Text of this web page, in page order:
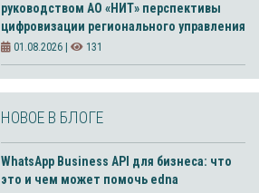
руководством АО «НИТ» перспективы
цифровизации регионального управления
01.08.2026 | 131
НОВОЕ В БЛОГЕ
WhatsApp Business API для бизнеса: что
это и чем может помочь edna